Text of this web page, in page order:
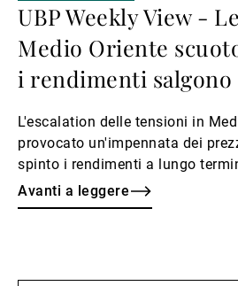
UBP Weekly View -
Medio Oriente
i rendimenti salgono
L'escalation delle tensioni in
provocato un'impennata dei
spinto i rendimenti a lungo
livelli più alti dall'inizio del 2025,
riemersi i rischi di inflazione e i
Avanti a leggere